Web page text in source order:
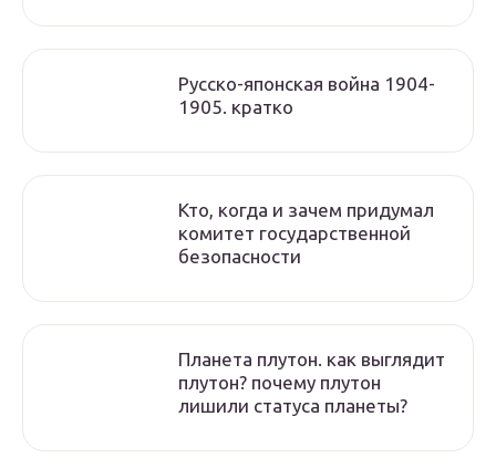
Русско-японская война 1904-
1905. кратко
Кто, когда и зачем придумал
комитет государственной
безопасности
Планета плутон. как выглядит
плутон? почему плутон
лишили статуса планеты?